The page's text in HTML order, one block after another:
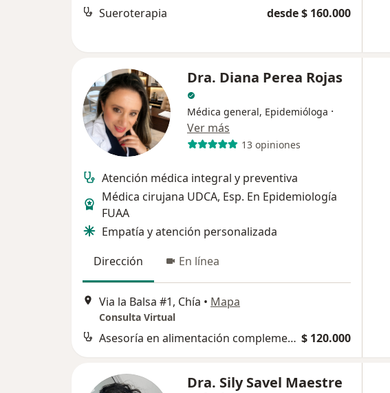
Sueroterapia desde $ 160.000
Dra. Diana Perea Rojas
Médica general, Epidemióloga ·
Ver más
13 opiniones
Atención médica integral y preventiva
Médica cirujana UDCA, Esp. En Epidemiología
FUAA
Empatía y atención personalizada
Dirección
En línea
Via la Balsa #1, Chía • Mapa
Consulta Virtual
Asesoría en alimentación complementaria $ 120.000
Dra. Sily Savel Maestre